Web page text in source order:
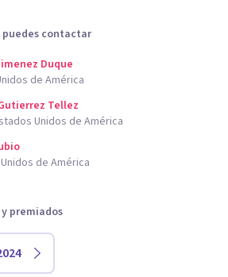
puedes contactar
Duque
de América
Tellez
Unidos de América
de América
premiados